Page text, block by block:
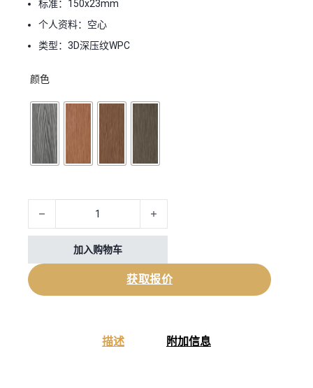
标准：150x23mm
个人资料：空心
类型：3D深压纹WPC
颜色
Hollow 3D WPC Decking Boards 数量
加入购物车
获取报价
描述 附加信息